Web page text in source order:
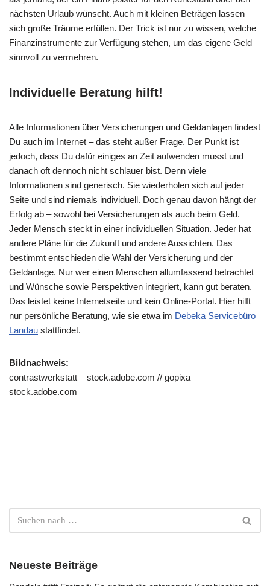
nächsten Urlaub wünscht. Auch mit kleinen Beträgen lassen
sich große Träume erfüllen. Der Trick ist nur zu wissen, welche
Finanzinstrumente zur Verfügung stehen, um das eigene Geld
sinnvoll zu vermehren.
Individuelle Beratung hilft!
Alle Informationen über Versicherungen und Geldanlagen findest
Du auch im Internet – das steht außer Frage. Der Punkt ist
jedoch, dass Du dafür einiges an Zeit aufwenden musst und
danach oft dennoch nicht schlauer bist. Denn viele
Informationen sind generisch. Sie wiederholen sich auf jeder
Seite und sind niemals individuell. Doch genau davon hängt der
Erfolg ab – sowohl bei Versicherungen als auch beim Geld.
Jeder Mensch steckt in einer individuellen Situation. Jeder hat
andere Pläne für die Zukunft und andere Aussichten. Das
bestimmt entschieden die Wahl der Versicherung und der
Geldanlage. Nur wer einen Menschen allumfassend betrachtet
und Wünsche sowie Perspektiven integriert, kann gut beraten.
Das leistet keine Internetseite und kein Online-Portal. Hier hilft
nur persönliche Beratung, wie sie etwa im Debeka Servicebüro
Landau stattfindet.
Bildnachweis:
contrastwerkstatt – stock.adobe.com // gopixa –
stock.adobe.com
Neueste Beiträge